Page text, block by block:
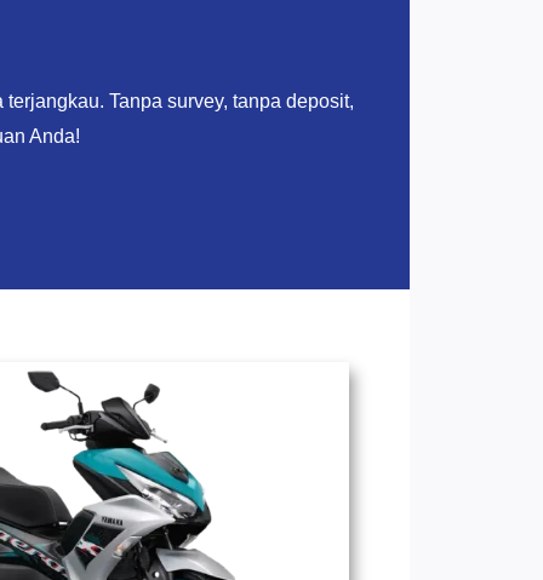
Tanpa survey, tanpa deposit,
Anda!